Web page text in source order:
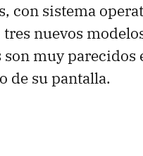
con sistema
nuevos
muy parecidos
de su pantalla.